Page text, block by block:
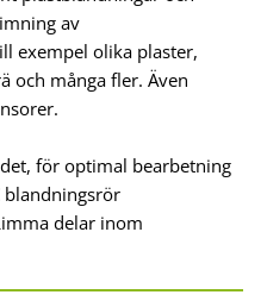
av
exempel olika plaster,
och många fler. Även
för optimal bearbetning
blandningsrör
delar inom